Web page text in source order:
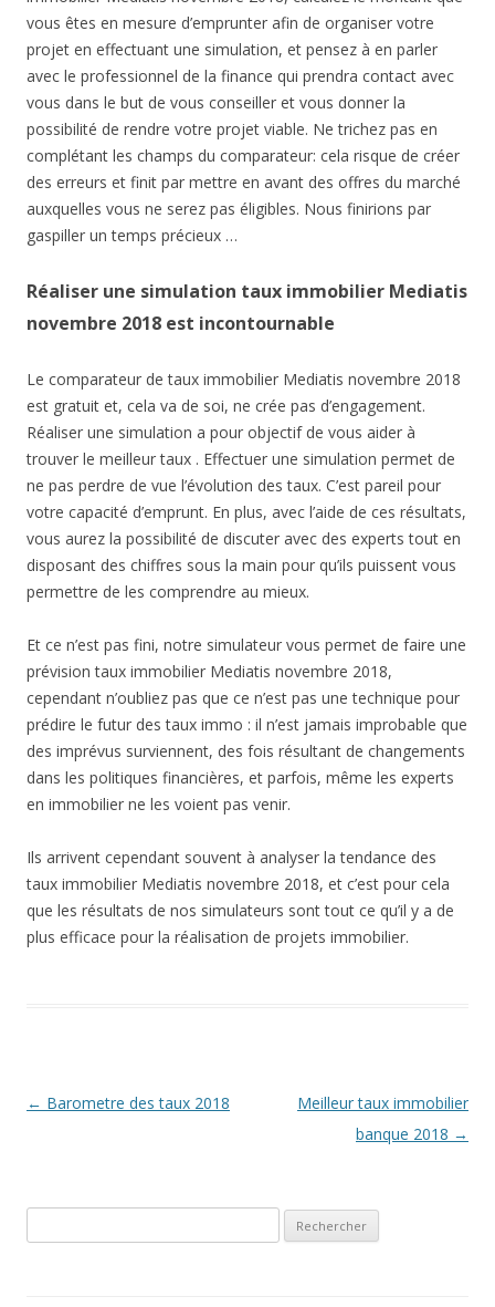
vous êtes en mesure d’emprunter afin de organiser votre
projet en effectuant une simulation, et pensez à en parler
avec le professionnel de la finance qui prendra contact avec
vous dans le but de vous conseiller et vous donner la
possibilité de rendre votre projet viable. Ne trichez pas en
complétant les champs du comparateur: cela risque de créer
des erreurs et finit par mettre en avant des offres du marché
auxquelles vous ne serez pas éligibles. Nous finirions par
gaspiller un temps précieux …
Réaliser une simulation taux immobilier Mediatis
novembre 2018 est incontournable
Le comparateur de taux immobilier Mediatis novembre 2018
est gratuit et, cela va de soi, ne crée pas d’engagement.
Réaliser une simulation a pour objectif de vous aider à
trouver le meilleur taux . Effectuer une simulation permet de
ne pas perdre de vue l’évolution des taux. C’est pareil pour
votre capacité d’emprunt. En plus, avec l’aide de ces résultats,
vous aurez la possibilité de discuter avec des experts tout en
disposant des chiffres sous la main pour qu’ils puissent vous
permettre de les comprendre au mieux.
Et ce n’est pas fini, notre simulateur vous permet de faire une
prévision taux immobilier Mediatis novembre 2018,
cependant n’oubliez pas que ce n’est pas une technique pour
prédire le futur des taux immo : il n’est jamais improbable que
des imprévus surviennent, des fois résultant de changements
dans les politiques financières, et parfois, même les experts
en immobilier ne les voient pas venir.
Ils arrivent cependant souvent à analyser la tendance des
taux immobilier Mediatis novembre 2018, et c’est pour cela
que les résultats de nos simulateurs sont tout ce qu’il y a de
plus efficace pour la réalisation de projets immobilier.
Navigation
← Barometre des taux 2018
Meilleur taux immobilier
banque 2018 →